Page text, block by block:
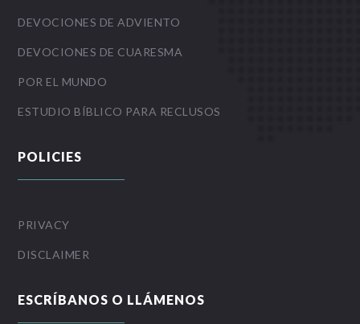
DEVOCIONES DE ADVIENTO
DEVOCIONES DE CUARESMA
POR EL MUNDO
ESTUDIO BÍBLICO PARA RECLUSOS
POLICIES
PRIVACY
DISCLAIMER
ESCRÍBANOS O LLÁMENOS